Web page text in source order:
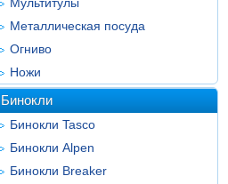
Металлическая посуда
Огниво
Ножи
Бинокли
Бинокли Tasco
Бинокли Alpen
Бинокли Breaker